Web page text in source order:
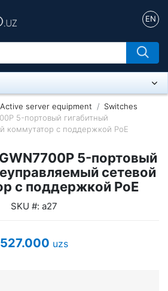
EN
Active server equipment
Switches
5-портовый гигабитный
коммутатор с поддержкой PoE
5-портовый
сетевой
с поддержкой PoE
SKU #: а27
527.000 uzs